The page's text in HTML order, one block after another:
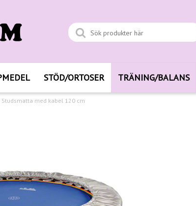
STÖD/ORTOSER TRÄNING/BALANS
Studsmatta med kabel 120 cm